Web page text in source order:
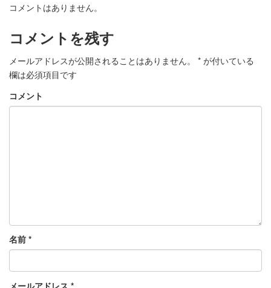
コメントはありません。
コメントを残す
メールアドレスが公開されることはありません。 * が付いている
欄は必須項目です
コメント
名前 *
メールアドレス *